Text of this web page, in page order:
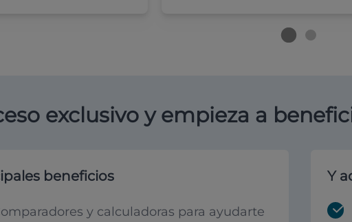
exclusivo y empieza a
beneficios
y calculadoras para ayudarte
Y